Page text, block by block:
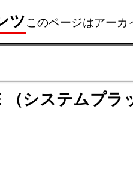
ツこのページはアー
（システムプラ